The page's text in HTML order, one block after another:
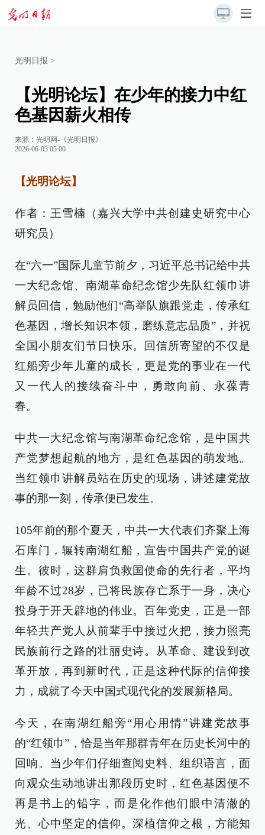
光明日报 >
【光明论坛】在少年的接力中红
色基因薪火相传
来源： 光明网-《光明日报》
2026-06-03 05:00
【光明论坛】
作者：王雪楠（嘉兴大学中共创建史研究中心
研究员）
在“六一”国际儿童节前夕，习近平总书记给中共
一大纪念馆、南湖革命纪念馆少先队红领巾讲
解员回信，勉励他们“高举队旗跟党走，传承红
色基因，增长知识本领，磨练意志品质”，并祝
全国小朋友们节日快乐。回信所寄望的不仅是
红船旁少年儿童的成长，更是党的事业在一代
又一代人的接续奋斗中，勇敢向前、永葆青
春。
中共一大纪念馆与南湖革命纪念馆，是中国共
产党梦想起航的地方，是红色基因的萌发地。
当红领巾讲解员站在历史的现场，讲述建党故
事的那一刻，传承便已发生。
105年前的那个夏天，中共一大代表们齐聚上海
石库门，辗转南湖红船，宣告中国共产党的诞
生。彼时，这群肩负救国使命的先行者，平均
年龄不过28岁，已将民族存亡系于一身，决心
投身于开天辟地的伟业。百年党史，正是一部
年轻共产党人从前辈手中接过火把，接力照亮
民族前行之路的壮丽史诗。从革命、建设到改
革开放，再到新时代，正是这种代际的信仰接
力，成就了今天中国式现代化的发展新格局。
今天，在南湖红船旁“用心用情”讲建党故事
的“红领巾”，恰是当年那群青年在历史长河中的
回响。当少年们仔细查阅史料、组织语言，面
向观众生动地讲出那段历史时，红色基因便不
再是书上的铅字，而是化作他们眼中清澈的
光、心中坚定的信仰。深植信仰之根，方能知